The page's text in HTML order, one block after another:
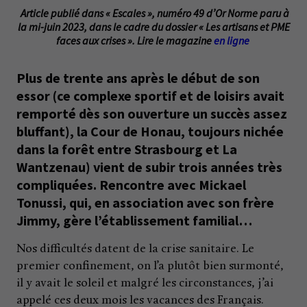
Article publié dans « Escales », numéro 49 d’Or Norme paru à
la mi-juin 2023, dans le cadre du dossier « Les artisans et PME
faces aux crises ». Lire le magazineen ligne
Plus de trente ans après le début de son
essor (ce complexe sportif et de loisirs avait
remporté dès son ouverture un succès assez
bluffant), la Cour de Honau, toujours nichée
dans la forêt entre Strasbourg et La
Wantzenau) vient de subir trois années très
compliquées. Rencontre avec Mickael
Tonussi, qui, en association avec son frère
Jimmy, gère l’établissement familial…
Nos difficultés datent de la crise sanitaire. Le
premier confinement, on l’a plutôt bien surmonté,
il y avait le soleil et malgré les circonstances, j’ai
appelé ces deux mois les vacances des Français.